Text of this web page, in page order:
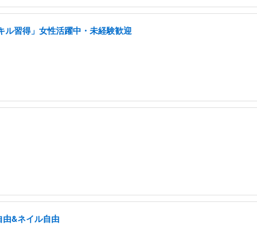
ル習得」女性活躍中・未経験歓迎
&ネイル自由